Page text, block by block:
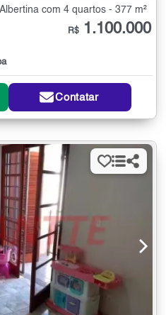
com 4 quartos - 377 m²
R$ 1.100.000
Contatar